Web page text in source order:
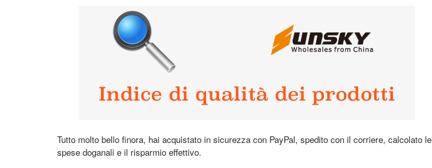
Tutto molto bello finora, hai acquistato in sicurezza con PayPal, spedito con il corriere, calcolato le
spese doganali e il risparmio effettivo.